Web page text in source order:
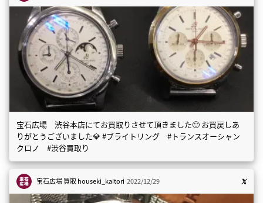
宝石広場 渋谷本店にてお買取りさせて頂きました🙂 お買戻しあ
りがとうございました💎 #ブライトリング #トランスオーシャン
クロノ #渋谷買取り
宝石広場 買取houseki_kaitori 2022/12/29